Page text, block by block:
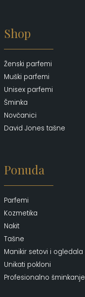
Shop
Ženski parfemi
Muški parfemi
Unisex parfemi
Šminka
Novčanici
David Jones tašne
Ponuda
Parfemi
Kozmetika
Nakit
Tašne
Manikir setovi i ogledala
Unikati pokloni
Profesionalno šminkanje